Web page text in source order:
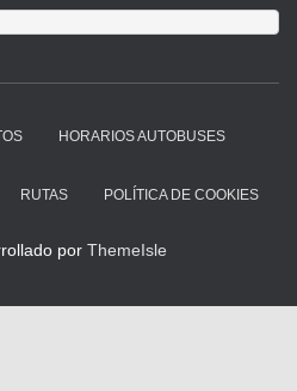
HORARIOS AUTOBUSES
RUTAS POLÍTICA DE COOKIES
por ThemeIsle